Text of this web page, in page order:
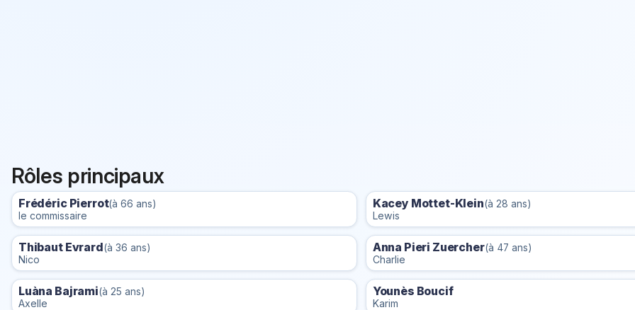
Rôles principaux
Frédéric Pierrot(à 66 ans)
le commissaire
Kacey Mottet-Klein(à 28 ans)
Lewis
Thibaut Evrard(à 36 ans)
Nico
Anna Pieri Zuercher(à 47 ans)
Charlie
Luàna Bajrami(à 25 ans)
Axelle
Younès Boucif
Karim